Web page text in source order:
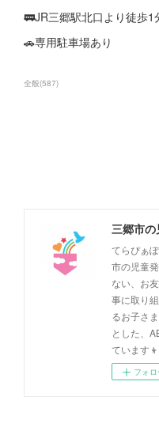
🚃JR三郷駅北口より徒歩1
🚗専用駐車場あり
全般(587)
てらぴぁ
市の児童
ない、お
事に取り
るお子さ
とした、
ています
フォロ